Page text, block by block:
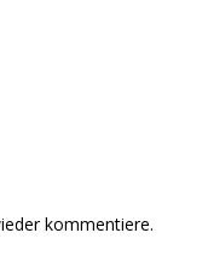
kommentiere.